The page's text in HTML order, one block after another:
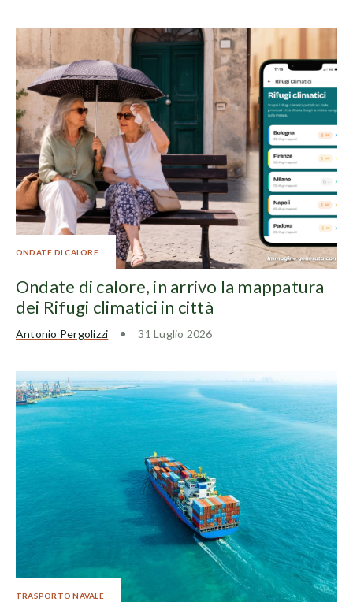
ONDATE DI CALORE
Ondate di calore, in arrivo la mappatura
dei Rifugi climatici in città
Antonio Pergolizzi 31 Luglio 2026
TRASPORTO NAVALE